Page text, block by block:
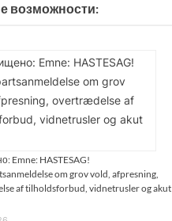
возможности:
Emne: HASTESAG!
om grov vold, afpresning,
af tilholdsforbud, vidnetrusler og akut